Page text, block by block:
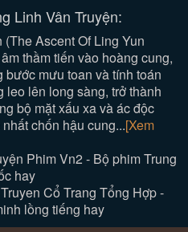
Linh Vân Truyện:
Ascent Of Ling Yun
thầm tiến vào hoàng cung,
bước mưu toan và tính toán
leo lên long sàng, trở thành
bộ mặt xấu xa và ác độc
chốn hậu cung...[Xem
Phim Vn2 - Bộ phim Trung
hay
Cổ Trang Tổng Hợp -
lồng tiếng hay